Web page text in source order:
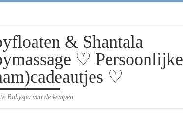
& Shantala
♡ Persoonlijke
♡
Babyspa van de kempen